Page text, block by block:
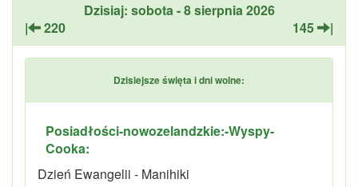
Dzisiaj: sobota - 8 sierpnia 2026
|
220 145 |
Dzisiejsze święta i dni wolne:
Posiadłości-nowozelandzkie:-Wyspy-
Cooka:
Dzień Ewangelii - Manihiki